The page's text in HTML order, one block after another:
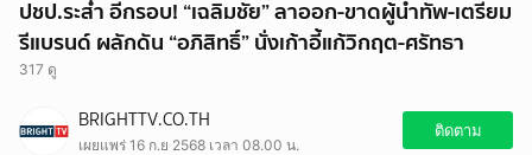
ปชป.ระส่ำ อีกรอบ! “เฉลิมชัย” ลาออก-ขาดผู้นำทัพ-เตรียม
รีแบรนด์ ผลักดัน “อภิสิทธิ์” นั่งเก้าอี้แก้วิกฤต-ศรัทธา
317 ดู
BRIGHTTV.CO.TH
เผยแพร่ 16 ก.ย 2568 เวลา 08.00 น.
ติดตาม